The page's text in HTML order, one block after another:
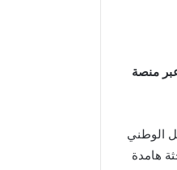
منصة
الوطني
هامدة